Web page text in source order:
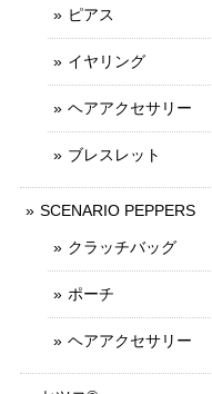
ピアス
イヤリング
ヘアアクセサリー
ブレスレット
SCENARIO PEPPERS
クラッチバッグ
ポーチ
ヘアアクセサリー